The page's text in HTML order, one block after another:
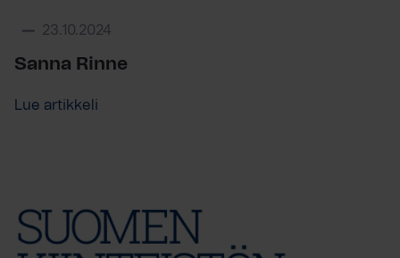
23.10.2024
Sanna Rinne
Lue artikkeli